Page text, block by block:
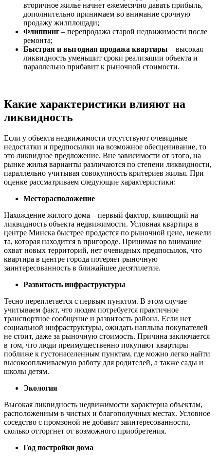
вторичное жилье начнет ежемесячно давать прибыль,
дополнительно принимаем во внимание срочную
продажу жилплощади;
Флиппинг – перепродажа старой недвижимости после
ремонта;
Быстрая и выгодная продажа квартиры – высокая
ликвидность уменьшит сроки реализации объекта и
параллельно прибавит к рыночной стоимости.
Какие характеристики влияют на
ликвидность
Если у объекта недвижимости отсутствуют очевидные
недостатки и предпосылки на возможное обесценивание, то
это ликвидное предложение. Вне зависимости от этого, на
рынке жилья варианты различаются по степени ликвидности,
параллельно учитывая совокупность критериев жилья. При
оценке рассматриваем следующие характеристики:
Месторасположение
Нахождение жилого дома – первый фактор, влияющий на
ликвидность объекта недвижимости. Условная квартира в
центре Минска быстрее продастся по рыночной цене, нежели
та, которая находится в пригороде. Принимая во внимание
охват новых территорий, нет очевидных предпосылок, что
квартира в центре города потеряет рыночную
заинтересованность в ближайшее десятилетие.
Развитость инфраструктуры
Тесно переплетается с первым пунктом. В этом случае
учитываем факт, что людям потребуется практичное
транспортное сообщение и развитость района. Если нет
социальной инфраструктуры, ожидать наплыва покупателей
не стоит, даже за рыночную стоимость. Причина заключается
в том, что люди преимущественно покупают квартиры
поближе к густонаселенным пунктам, где можно легко найти
высокооплачиваемую работу для родителей, а также сады и
школы детям.
Экология
Высокая ликвидность недвижимости характерна объектам,
расположенным в чистых и благополучных местах. Условное
соседство с промзоной не добавит заинтересованности,
сколько отторгнет от возможного приобретения.
Год постройки дома